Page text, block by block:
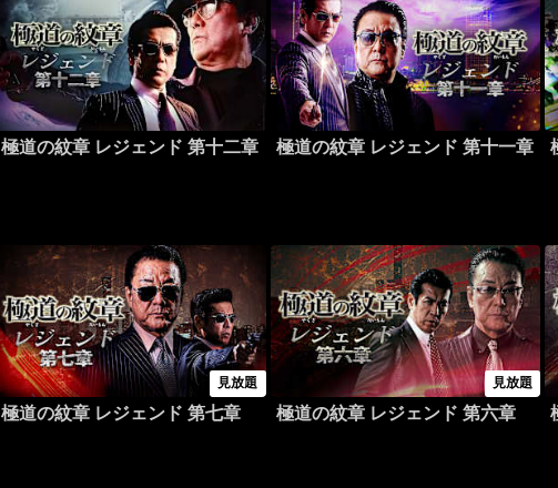
極道の紋章 レジェンド 第十二章 極道の紋章 レジェンド 第十一章
見放題
極道の紋章 レジェンド 第七章
見放題
極道の紋章 レジェンド 第六章